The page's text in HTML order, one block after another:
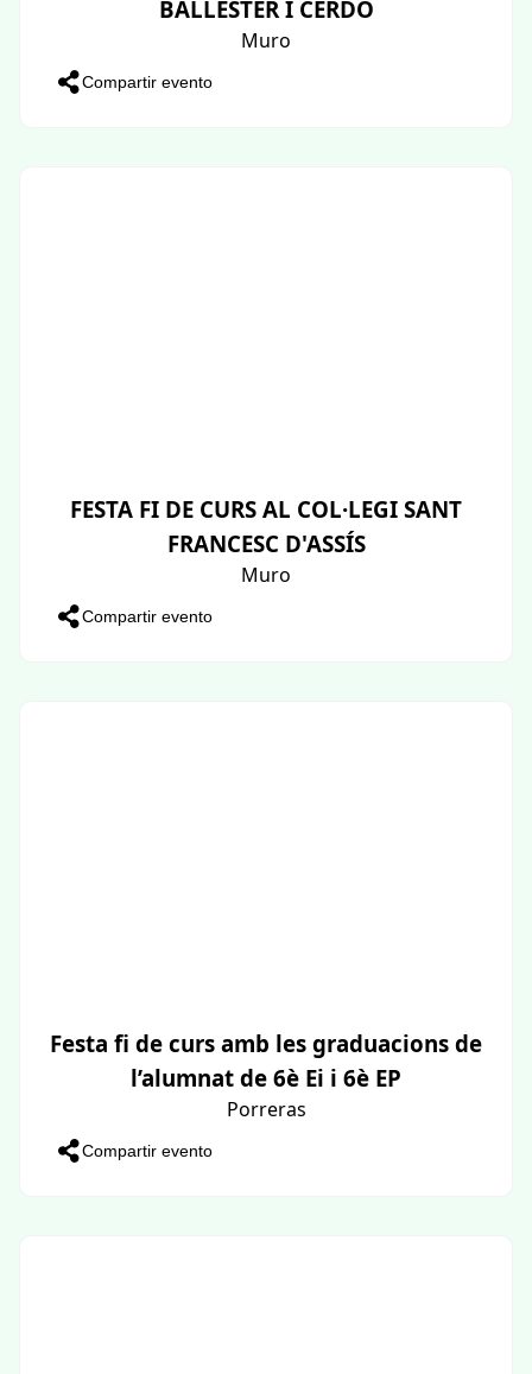
BALLESTER I CERDÓ
Muro
Compartir evento
FESTA FI DE CURS AL COL·LEGI SANT
FRANCESC D'ASSÍS
Muro
Compartir evento
Festa fi de curs amb les graduacions de
l’alumnat de 6è Ei i 6è EP
Porreras
Compartir evento